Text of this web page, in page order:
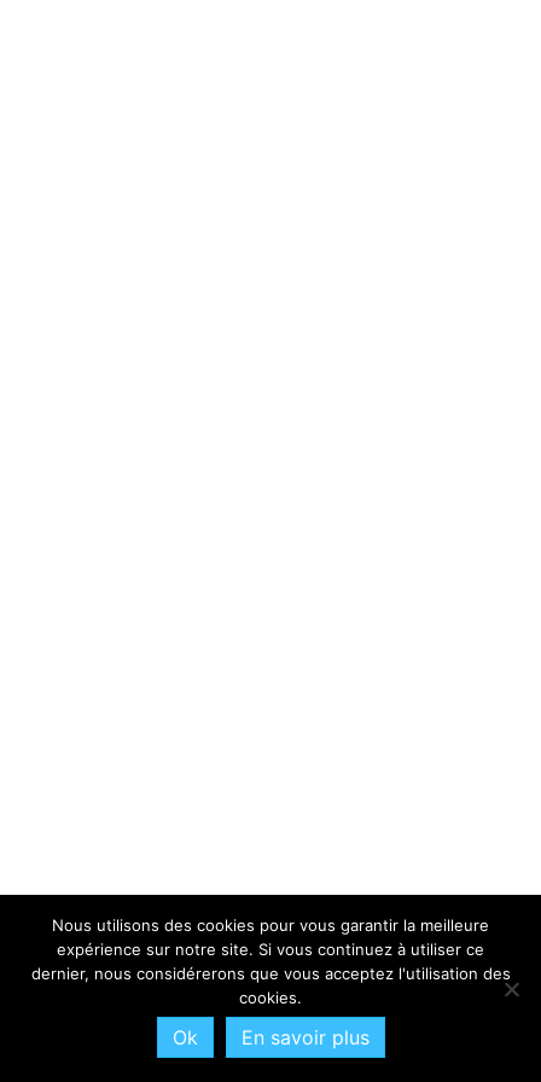
Nous utilisons des cookies pour vous garantir la meilleure
expérience sur notre site. Si vous continuez à utiliser ce
dernier, nous considérerons que vous acceptez l'utilisation des
cookies.
Ok En savoir plus